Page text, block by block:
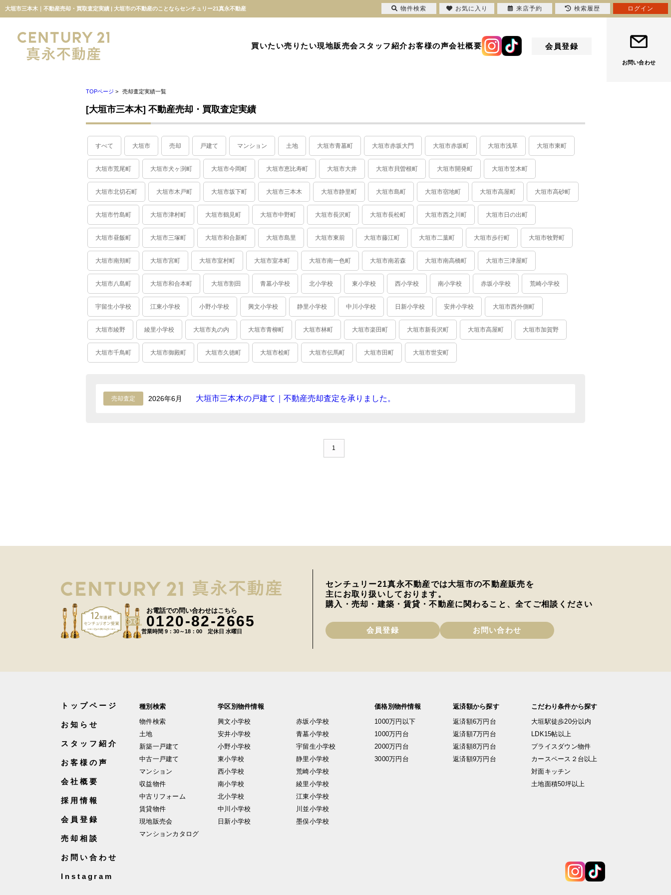
大垣市三本木｜不動産売却・買取査定実績 | 大垣市の不動産のことならセンチュリー21真永不動産
買いたい売りたい現地販売会スタッフ紹介お客様の声会社概要 会員登録
お問い合わせ
TOPページ > 売却査定実績一覧
[大垣市三本木] 不動産売却・買取査定実績
すべて 大垣市 売却 戸建て マンション 土地 大垣市青墓町 大垣市赤坂大門 大垣市赤坂町 大垣市浅草 大垣市東町
大垣市荒尾町 大垣市犬ヶ渕町 大垣市今岡町 大垣市恵比寿町 大垣市大井 大垣市貝曽根町 大垣市開発町 大垣市笠木町
大垣市北切石町 大垣市木戸町 大垣市坂下町 大垣市三本木 大垣市静里町 大垣市島町 大垣市宿地町 大垣市高屋町 大垣市高砂町
大垣市竹島町 大垣市津村町 大垣市鶴見町 大垣市中野町 大垣市長沢町 大垣市長松町 大垣市西之川町 大垣市日の出町
大垣市昼飯町 大垣市三塚町 大垣市和合新町 大垣市島里 大垣市東前 大垣市藤江町 大垣市二葉町 大垣市歩行町 大垣市牧野町
大垣市南頬町 大垣市宮町 大垣市室村町 大垣市室本町 大垣市南一色町 大垣市南若森 大垣市南高橋町 大垣市三津屋町
大垣市八島町 大垣市和合本町 大垣市割田 青墓小学校 北小学校 東小学校 西小学校 南小学校 赤坂小学校 荒崎小学校
宇留生小学校 江東小学校 小野小学校 興文小学校 静里小学校 中川小学校 日新小学校 安井小学校 大垣市西外側町
大垣市綾野 綾里小学校 大垣市丸の内 大垣市青柳町 大垣市林町 大垣市楽田町 大垣市新長沢町 大垣市高屋町 大垣市加賀野
大垣市千鳥町 大垣市御殿町 大垣市久徳町 大垣市桧町 大垣市伝馬町 大垣市田町 大垣市世安町
売却査定 2026年6月 大垣市三本木の戸建て｜不動産売却査定を承りました。
1
お電話での問い合わせはこちら
0120-82-2665
営業時間 9：30～18：00 定休日 水曜日
センチュリー21真永不動産では大垣市の不動産販売を
主にお取り扱いしております。
購入・売却・建築・賃貸・不動産に関わること、全てご相談ください
会員登録 お問い合わせ
トップページ
お知らせ
スタッフ紹介
お客様の声
会社概要
採用情報
会員登録
売却相談
お問い合わせ
Instagram
種別検索
物件検索
土地
新築一戸建て
中古一戸建て
マンション
収益物件
中古リフォーム
賃貸物件
現地販売会
マンションカタログ
学区別物件情報
興文小学校
安井小学校
小野小学校
東小学校
西小学校
南小学校
北小学校
中川小学校
日新小学校
赤坂小学校
青墓小学校
宇留生小学校
静里小学校
荒崎小学校
綾里小学校
江東小学校
川並小学校
墨俣小学校
価格別物件情報
1000万円以下
1000万円台
2000万円台
3000万円台
返済額から探す
返済額6万円台
返済額7万円台
返済額8万円台
返済額9万円台
こだわり条件から探す
大垣駅徒歩20分以内
LDK15帖以上
プライスダウン物件
カースペース２台以上
対面キッチン
土地面積50坪以上
物件検索 お気に入り 来店予約 検索履歴 ログイン